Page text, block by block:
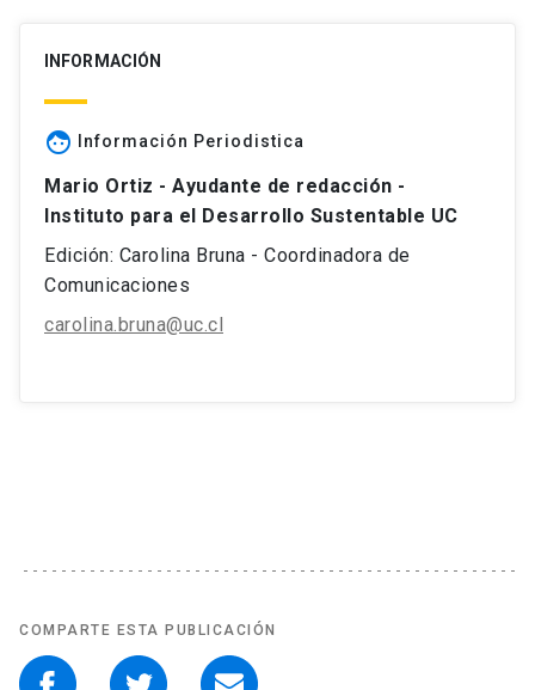
INFORMACIÓN
face Información Periodistica
Mario Ortiz - Ayudante de redacción -
Instituto para el Desarrollo Sustentable UC
Edición: Carolina Bruna - Coordinadora de
Comunicaciones
carolina.bruna@uc.cl
COMPARTE ESTA PUBLICACIÓN